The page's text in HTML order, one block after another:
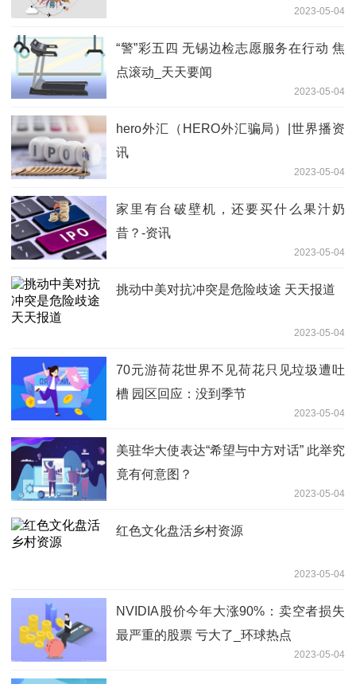
2023-05-04
“警”彩五四 无锡边检志愿服务在行动 焦
点滚动_天天要闻
2023-05-04
hero外汇（HERO外汇骗局）|世界播资
讯
2023-05-04
家里有台破壁机，还要买什么果汁奶
昔？-资讯
2023-05-04
挑动中美对抗冲突是危险歧途 天天报道
2023-05-04
70元游荷花世界不见荷花只见垃圾遭吐
槽 园区回应：没到季节
2023-05-04
美驻华大使表达“希望与中方对话” 此举究
竟有何意图？
2023-05-04
红色文化盘活乡村资源
2023-05-04
NVIDIA股价今年大涨90%：卖空者损失
最严重的股票 亏大了_环球热点
2023-05-04